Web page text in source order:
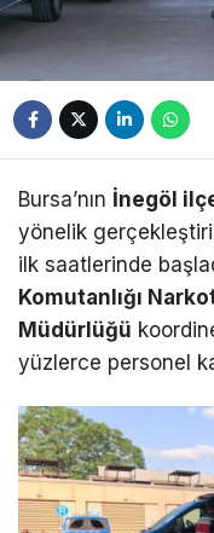
Bursa’nın İnegöl
yönelik
ilk saatlerinde
Komutanlığı
Müdürlüğü
yüzlerce personel